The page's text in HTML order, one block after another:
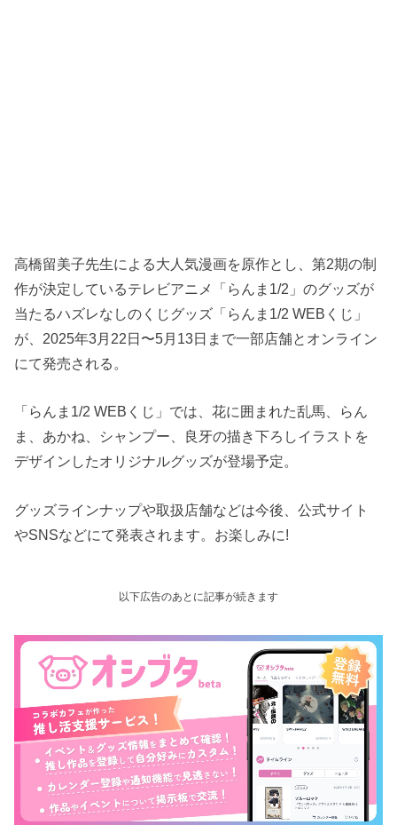
高橋留美子先生による大人気漫画を原作とし、第2期の制
作が決定しているテレビアニメ「らんま1/2」のグッズが
当たるハズレなしのくじグッズ「らんま1/2 WEBくじ」
が、2025年3月22日〜5月13日まで一部店舗とオンライン
にて発売される。
「らんま1/2 WEBくじ」では、花に囲まれた乱馬、らん
ま、あかね、シャンプー、良牙の描き下ろしイラストを
デザインしたオリジナルグッズが登場予定。
グッズラインナップや取扱店舗などは今後、公式サイト
やSNSなどにて発表されます。お楽しみに!
以下広告のあとに記事が続きます